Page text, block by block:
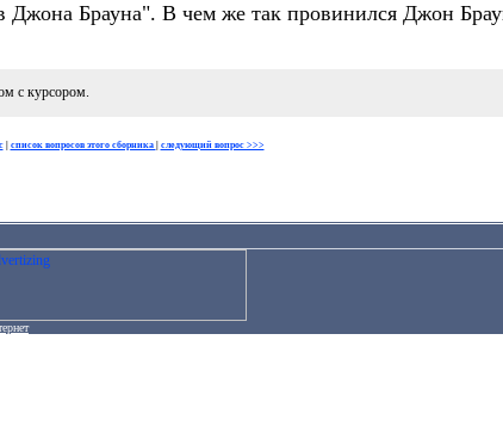
Джона Брауна". В чем же так провинился Джон
с курсором.
| список вопросов этого сборника следующий вопрос >>>